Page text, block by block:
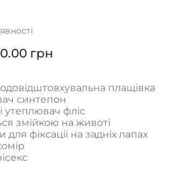
грн
плащівка
синтепон
утеплювач фліс
змійкою на животі
для фіксації на задніх лапах